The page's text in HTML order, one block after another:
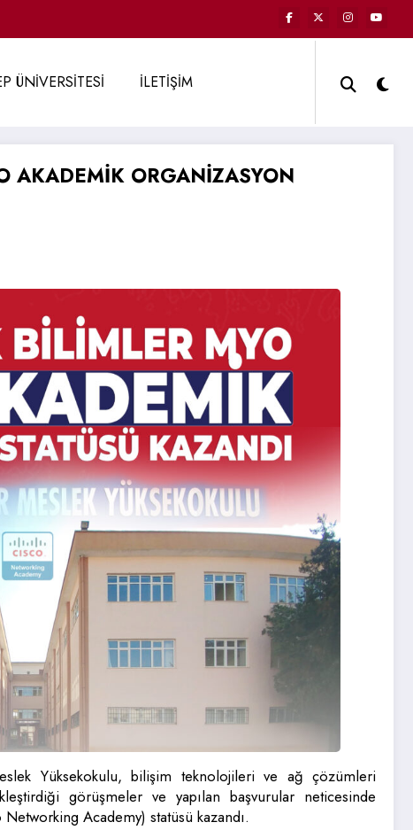
ÜNİVERSİTESİ İLETİŞİM
AKADEMİK ORGANİZASYON
Yüksekokulu, bilişim teknolojileri ve ağ çözümleri
görüşmeler ve yapılan başvurular neticesinde
Academy) statüsü kazandı.